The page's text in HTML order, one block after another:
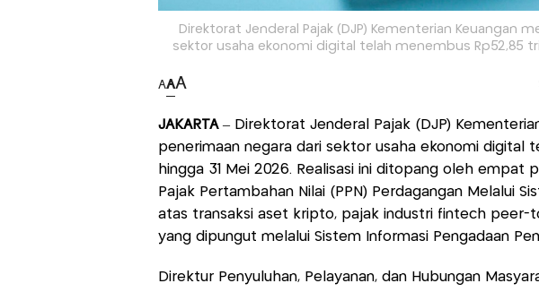
Direktorat Jenderal Pajak (DJP) Kementerian Keuangan
sektor usaha ekonomi digital telah menembus Rp52,85
AAA
JAKARTA – Direktorat Jenderal Pajak (DJP)
penerimaan negara dari sektor usaha ekonomi digital
hingga 31 Mei 2026. Realisasi ini ditopang oleh empat
Pajak Pertambahan Nilai (PPN) Perdagangan Melalui
atas transaksi aset kripto, pajak industri fintech peer-
yang dipungut melalui Sistem Informasi Pengadaan
Direktur Penyuluhan, Pelayanan, dan Hubungan